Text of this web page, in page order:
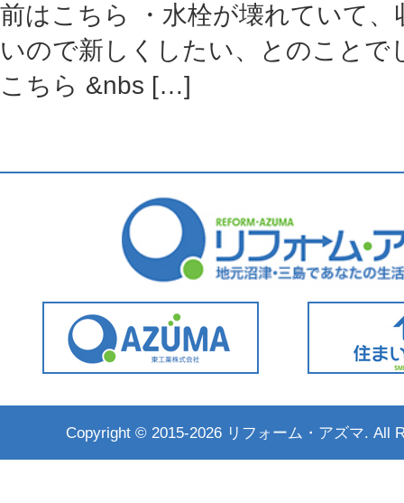
前はこちら ・水栓が壊れていて、
いので新しくしたい、とのことで
こちら &nbs […]
Copyright © 2015-2026 リフォーム・アズマ. All